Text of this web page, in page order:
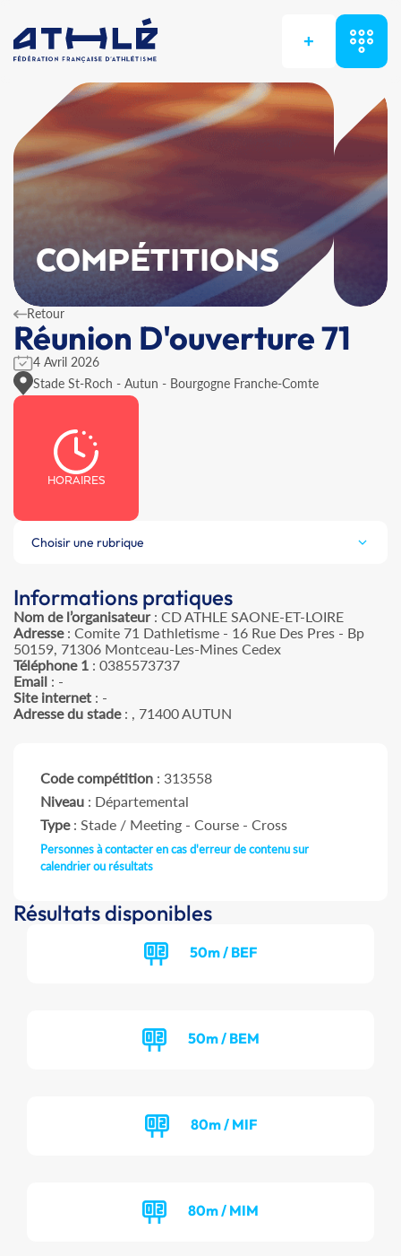
+
COMPÉTITIONS
Retour
Réunion D'ouverture 71
4 Avril 2026
Stade St-Roch - Autun - Bourgogne Franche-Comte
HORAIRES
Choisir une rubrique
Informations pratiques
Nom de l’organisateur: CD ATHLE SAONE-ET-LOIRE
Adresse: Comite 71 Dathletisme - 16 Rue Des Pres - Bp
50159, 71306 Montceau-Les-Mines Cedex
Téléphone 1 : 0385573737
Email : -
Site internet : -
Adresse du stade: , 71400 AUTUN
Code compétition : 313558
Niveau : Départemental
Type: Stade / Meeting - Course - Cross
Personnes à contacter en cas d'erreur de contenu sur
calendrier ou résultats
Résultats disponibles
50m / BEF
50m / BEM
80m / MIF
80m / MIM